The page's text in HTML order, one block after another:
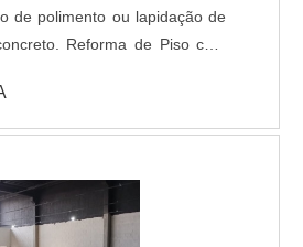
de polimento ou lapidação de
de Piso com
aspecto fadigado devido ao
desgastado, manchas ou
a qualidade do concreto
é perfeitamente possível
através de polimento